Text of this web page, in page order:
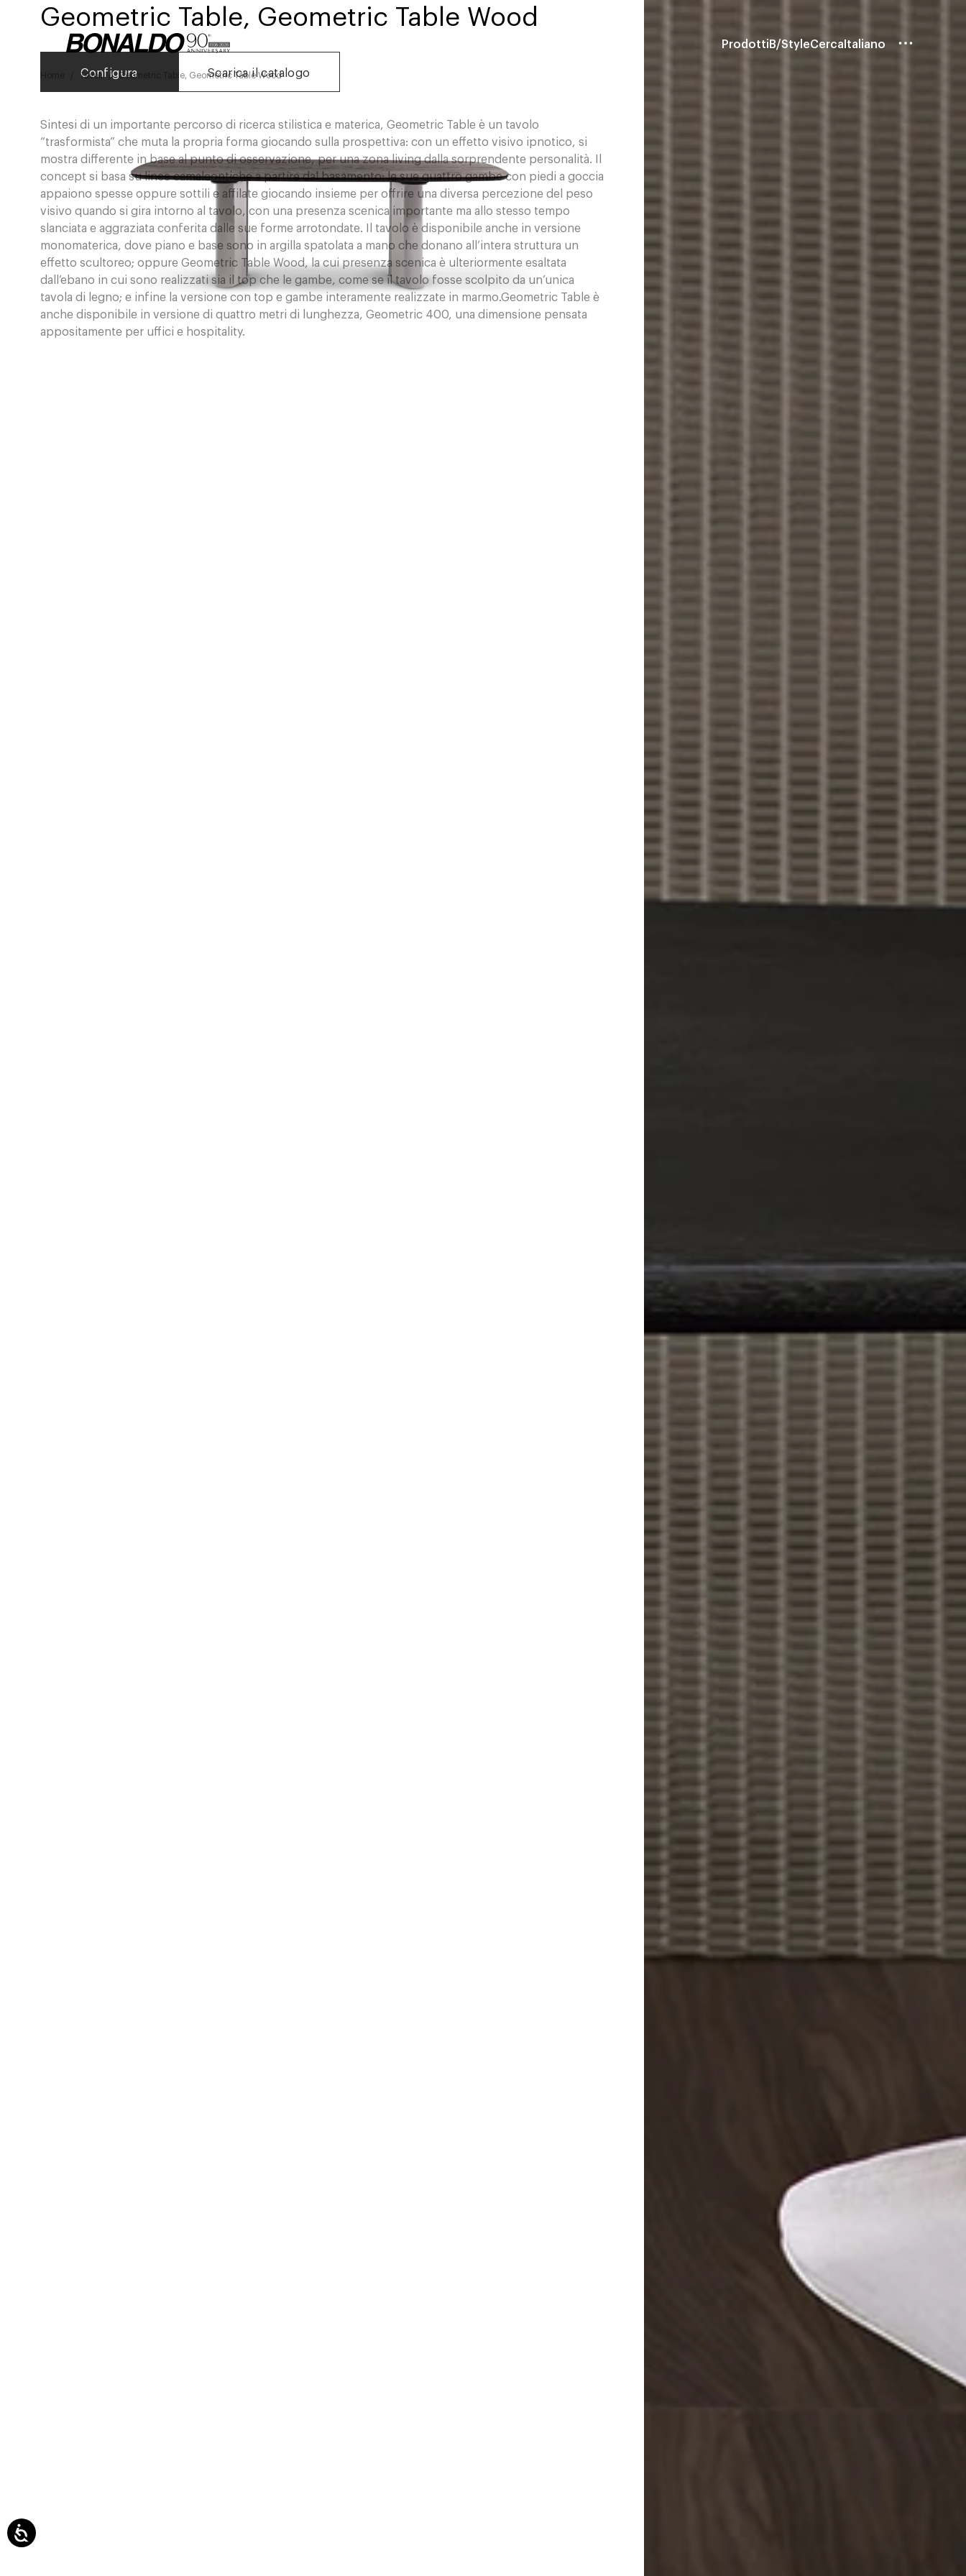
ProdottiB/StyleCercaItaliano
Tavoli Geometric Table, Geometric Table Wood
Geometric Table, Geometric Table Wood
Configura Scarica il catalogo
Sintesi di un importante percorso di ricerca stilistica e materica, Geometric Table è un tavolo
“trasformista” che muta la propria forma giocando sulla prospettiva: con un effetto visivo ipnotico, si
mostra differente in base al punto di osservazione, per una zona living dalla sorprendente personalità. Il
concept si basa su linee camaleontiche a partire dal basamento: le sue quattro gambe con piedi a goccia
appaiono spesse oppure sottili e affilate giocando insieme per offrire una diversa percezione del peso
visivo quando si gira intorno al tavolo, con una presenza scenica importante ma allo stesso tempo
slanciata e aggraziata conferita dalle sue forme arrotondate. Il tavolo è disponibile anche in versione
monomaterica, dove piano e base sono in argilla spatolata a mano che donano all’intera struttura un
effetto scultoreo; oppure Geometric Table Wood, la cui presenza scenica è ulteriormente esaltata
dall’ebano in cui sono realizzati sia il top che le gambe, come se il tavolo fosse scolpito da un’unica
tavola di legno; e infine la versione con top e gambe interamente realizzate in marmo.Geometric Table è
anche disponibile in versione di quattro metri di lunghezza, Geometric 400, una dimensione pensata
appositamente per uffici e hospitality.